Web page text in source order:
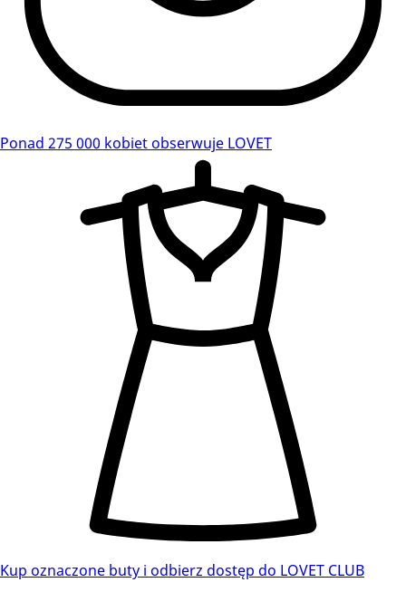
Ponad 275 000 kobiet obserwuje LOVET
Kup oznaczone buty i odbierz dostęp do LOVET CLUB